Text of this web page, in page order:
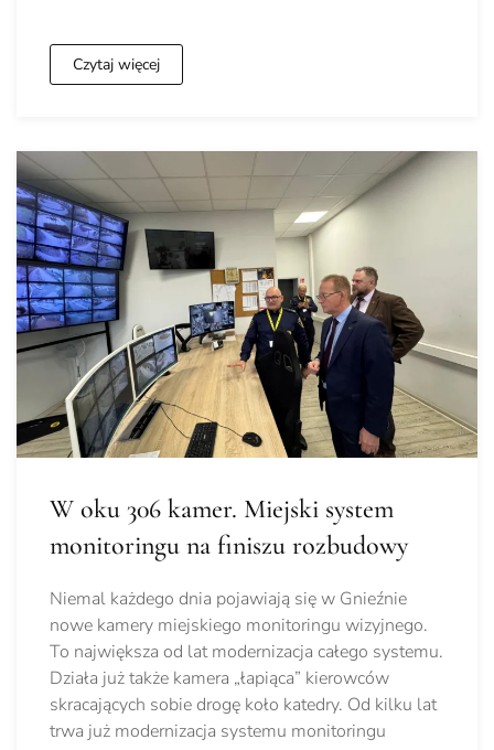
Czytaj więcej
W oku 306 kamer. Miejski system
monitoringu na finiszu rozbudowy
Niemal każdego dnia pojawiają się w Gnieźnie
nowe kamery miejskiego monitoringu wizyjnego.
To największa od lat modernizacja całego systemu.
Działa już także kamera „łapiąca” kierowców
skracających sobie drogę koło katedry. Od kilku lat
trwa już modernizacja systemu monitoringu